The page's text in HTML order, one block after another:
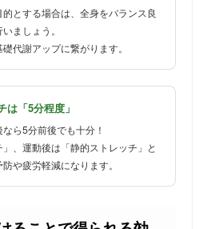
とする場合は、全身をバランス良
ましょう。
代謝アップに繋がります。
「5分程度」
ら5分前後でも十分！
、運動後は「静的ストレッチ」と
や疲労軽減になります。